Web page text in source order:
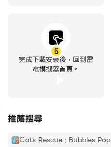
5
完成下載安裝後，回到雷
電模擬器首頁。
推薦搜尋
Cats Rescue : Bubbles Pop